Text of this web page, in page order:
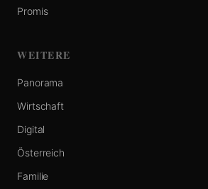
Promis
WEITERE
Panorama
Wirtschaft
Digital
Österreich
Familie